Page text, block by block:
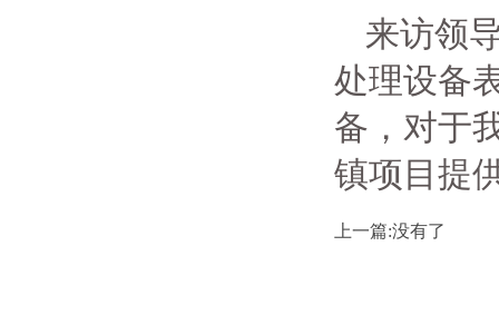
来访领
处理设备
备，对于
镇项目提
上一篇:没有了